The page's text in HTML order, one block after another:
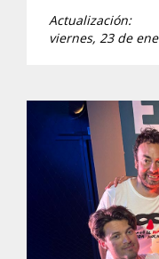
Actualización:
viernes, 23 de